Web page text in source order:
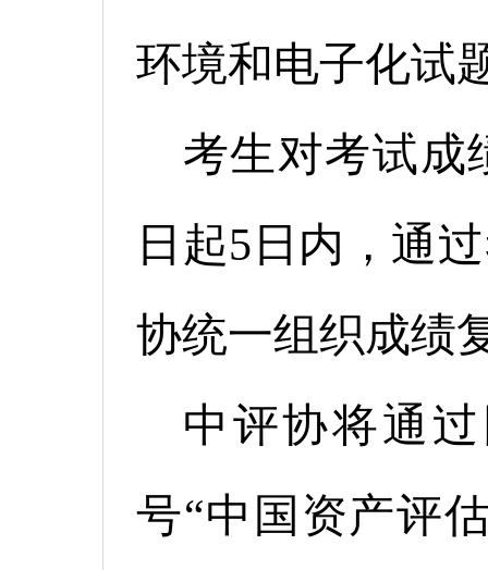
环境和电子化试
考生对考试成
日起5日内，通
协统一组织成绩
中评协将通过
号“中国资产评